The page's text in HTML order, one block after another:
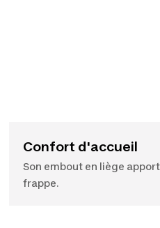
Confort d'accueil
Son embout en liège
frappe.